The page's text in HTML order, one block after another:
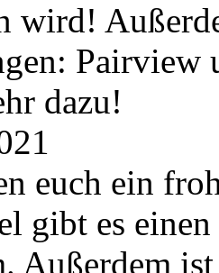
wird!
dazu!
euch ein
gibt es einen
Außerdem